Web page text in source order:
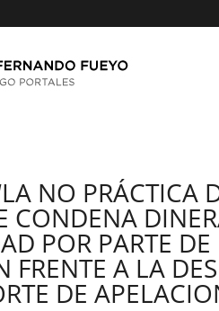
NO PRÁCTICA
CONDENA
POR PARTE
FRENTE A LA
DE